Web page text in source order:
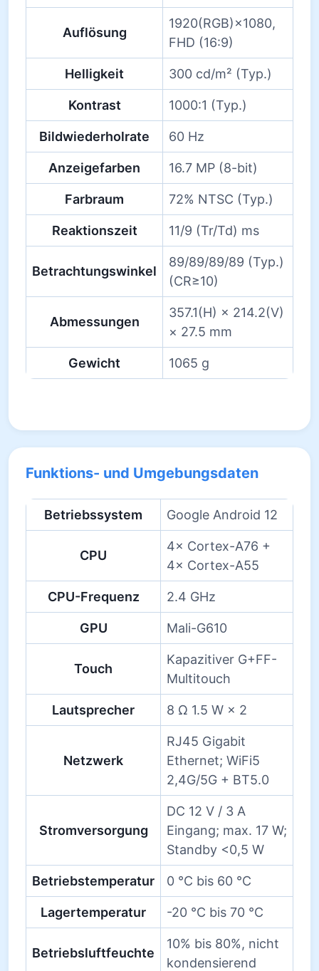
Auflösung
1920(RGB)×1080,
FHD (16:9)
Helligkeit 300 cd/m² (Typ.)
Kontrast 1000:1 (Typ.)
Bildwiederholrate 60 Hz
Anzeigefarben 16.7 MP (8-bit)
Farbraum 72% NTSC (Typ.)
Reaktionszeit 11/9 (Tr/Td) ms
Betrachtungswinkel
89/89/89/89 (Typ.)
(CR≥10)
Abmessungen
357.1(H) × 214.2(V)
× 27.5 mm
Gewicht 1065 g
Funktions- und Umgebungsdaten
Betriebssystem Google Android 12
CPU
4× Cortex-A76 +
4× Cortex-A55
CPU-Frequenz 2.4 GHz
GPU Mali-G610
Touch
Kapazitiver G+FF-
Multitouch
Lautsprecher 8 Ω 1.5 W × 2
Netzwerk
RJ45 Gigabit
Ethernet; WiFi5
2,4G/5G + BT5.0
Stromversorgung
DC 12 V / 3 A
Eingang; max. 17 W;
Standby <0,5 W
Betriebstemperatur 0 °C bis 60 °C
Lagertemperatur -20 °C bis 70 °C
Betriebsluftfeuchte
10% bis 80%, nicht
kondensierend